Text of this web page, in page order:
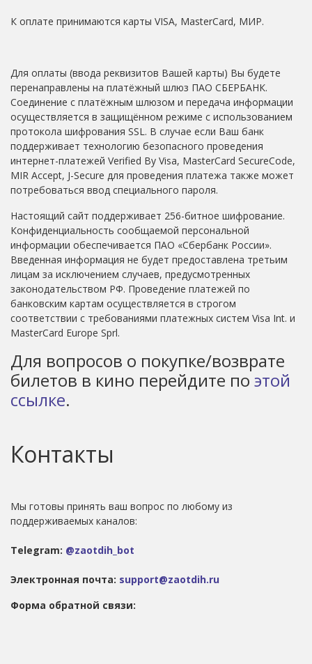
К оплате принимаются карты VISA, MasterCard, МИР.
Для оплаты (ввода реквизитов Вашей карты) Вы будете
перенаправлены на платёжный шлюз ПАО СБЕРБАНК.
Соединение с платёжным шлюзом и передача информации
осуществляется в защищённом режиме с использованием
протокола шифрования SSL. В случае если Ваш банк
поддерживает технологию безопасного проведения
интернет-платежей Verified By Visa, MasterCard SecureCode,
MIR Accept, J-Secure для проведения платежа также может
потребоваться ввод специального пароля.
Настоящий сайт поддерживает 256-битное шифрование.
Конфиденциальность сообщаемой персональной
информации обеспечивается ПАО «Сбербанк России».
Введенная информация не будет предоставлена третьим
лицам за исключением случаев, предусмотренных
законодательством РФ. Проведение платежей по
банковским картам осуществляется в строгом
соответствии с требованиями платежных систем Visa Int. и
MasterCard Europe Sprl.
Для вопросов о покупке/возврате
билетов в кино перейдите по этой
ссылке.
Контакты
Мы готовы принять ваш вопрос по любому из
поддерживаемых каналов:
Telegram: @zaotdih_bot
Электронная почта: support@zaotdih.ru
Форма обратной связи: